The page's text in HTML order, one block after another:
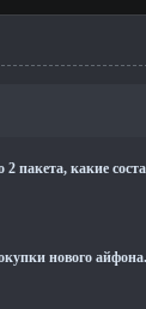
пакета, какие
нового айфона.